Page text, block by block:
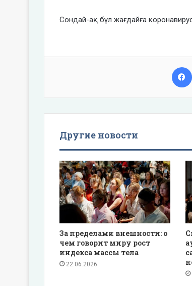
Сондай-ақ бұл жағдайға
Другие новости
За пределами внешности: о
чем говорит миру рост
индекса массы тела
22.06.2026